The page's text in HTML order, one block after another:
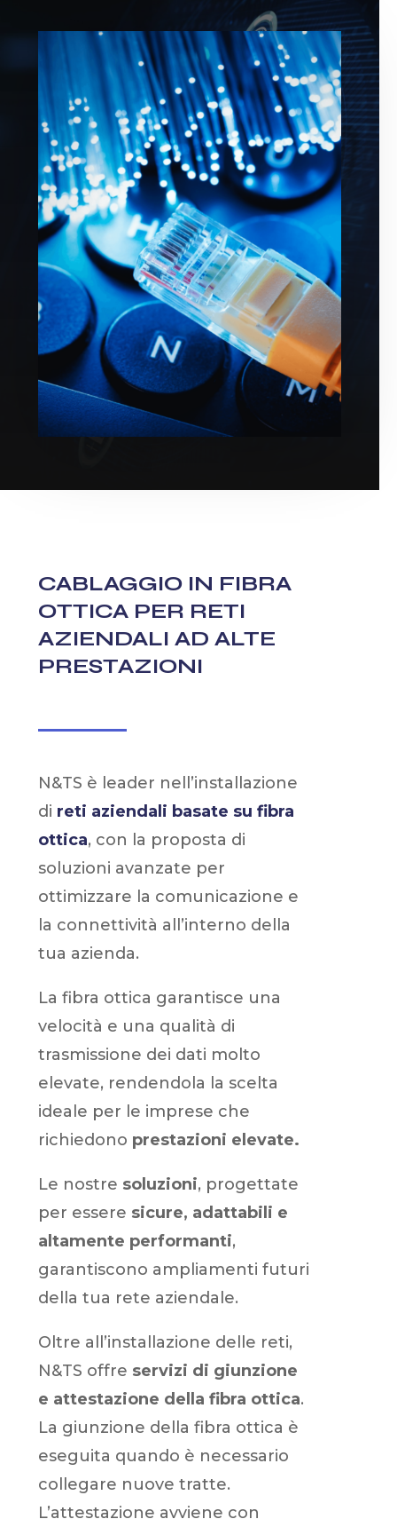
CABLAGGIO IN FIBRA
OTTICA PER RETI
AZIENDALI AD ALTE
PRESTAZIONI
N&TS è leader nell’installazione
di reti aziendali basate su fibra
ottica, con la proposta di
soluzioni avanzate per
ottimizzare la comunicazione e
la connettività all’interno della
tua azienda.
La fibra ottica garantisce una
velocità e una qualità di
trasmissione dei dati molto
elevate, rendendola la scelta
ideale per le imprese che
richiedono prestazioni elevate.
Le nostre soluzioni, progettate
per essere sicure, adattabili e
altamente performanti,
garantiscono ampliamenti futuri
della tua rete aziendale.
Oltre all’installazione delle reti,
N&TS offre servizi di giunzione
e attestazione della fibra ottica.
La giunzione della fibra ottica è
eseguita quando è necessario
collegare nuove tratte.
L’attestazione avviene con